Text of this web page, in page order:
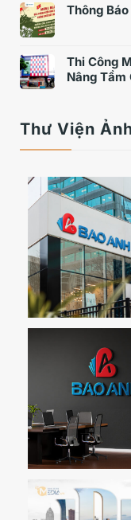
Thông
Thi Công
Nâng Tầm
Thư Viện